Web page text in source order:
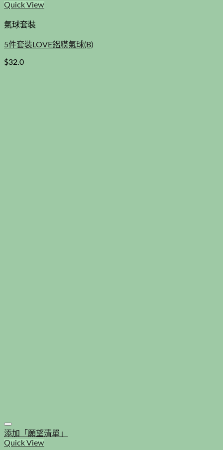
Quick View
氣球套裝
5件套裝LOVE鋁膜氣球(B)
$32.0
添加「願望清單」
Quick View